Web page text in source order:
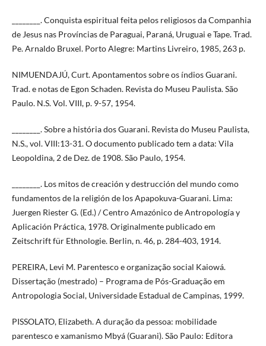
________. Conquista espiritual feita pelos religiosos da Companhia
de Jesus nas Províncias de Paraguai, Paraná, Uruguai e Tape. Trad.
Pe. Arnaldo Bruxel. Porto Alegre: Martins Livreiro, 1985, 263 p.
NIMUENDAJÚ, Curt. Apontamentos sobre os índios Guarani.
Trad. e notas de Egon Schaden. Revista do Museu Paulista. São
Paulo. N.S. Vol. VIII, p. 9-57, 1954.
________. Sobre a história dos Guarani. Revista do Museu Paulista,
N.S., vol. VIII:13-31. O documento publicado tem a data: Vila
Leopoldina, 2 de Dez. de 1908. São Paulo, 1954.
________. Los mitos de creación y destrucción del mundo como
fundamentos de la religión de los Apapokuva-Guarani. Lima:
Juergen Riester G. (Ed.) / Centro Amazónico de Antropología y
Aplicación Práctica, 1978. Originalmente publicado em
Zeitschrift für Ethnologie. Berlin, n. 46, p. 284-403, 1914.
PEREIRA, Levi M. Parentesco e organização social Kaiowá.
Dissertação (mestrado) – Programa de Pós-Graduação em
Antropologia Social, Universidade Estadual de Campinas, 1999.
PISSOLATO, Elizabeth. A duração da pessoa: mobilidade
parentesco e xamanismo Mbyá (Guarani). São Paulo: Editora